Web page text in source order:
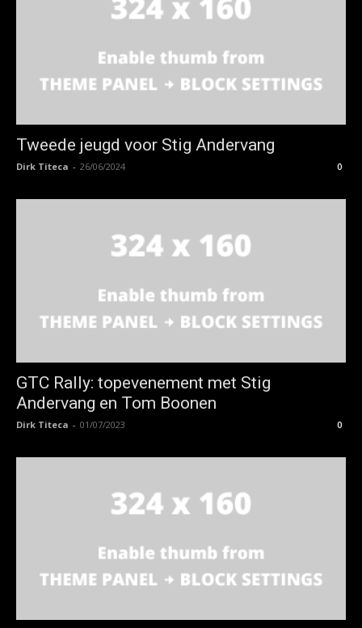
Tweede jeugd voor Stig Andervang
Dirk Titeca - 26/06/2024 0
GTC Rally: topevenement met Stig
Andervang en Tom Boonen
Dirk Titeca - 01/07/2023 0